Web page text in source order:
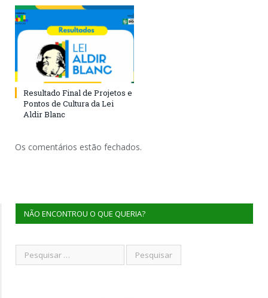
Resultado Final de Projetos e
Pontos de Cultura da Lei
Aldir Blanc
Os comentários estão fechados.
NÃO ENCONTROU O QUE QUERIA?